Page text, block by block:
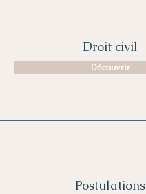
Droit civil
Découvrir
Postulations